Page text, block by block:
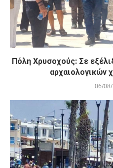
Πόλη Χρυσοχούς: Σε
αρχαιολογικών
06/